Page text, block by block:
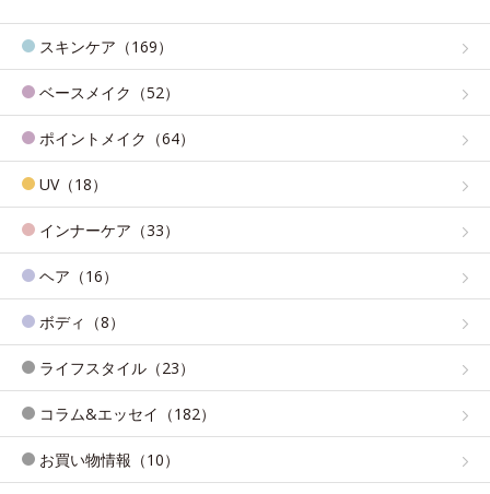
スキンケア（169）
ベースメイク（52）
ポイントメイク（64）
UV（18）
インナーケア（33）
ヘア（16）
ボディ（8）
ライフスタイル（23）
コラム&エッセイ（182）
お買い物情報（10）